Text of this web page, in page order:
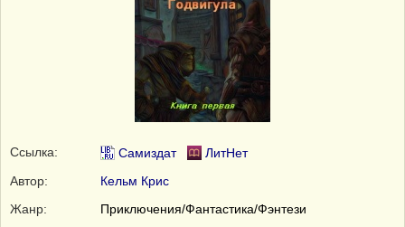
Ссылка: Самиздат
ЛитНет
Автор:
Кельм Крис
Жанр:
Приключения/Фантастика/Фэнтези